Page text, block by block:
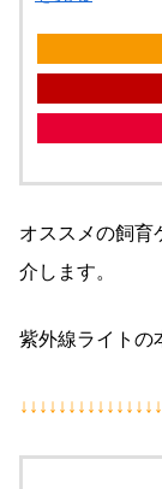
オススメの飼育
介します。
紫外線ライトの